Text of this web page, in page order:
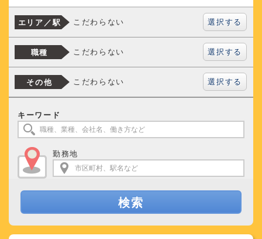
エリア／駅 こだわらない 選択する
職種 こだわらない 選択する
その他 こだわらない 選択する
キーワード
勤務地
検索